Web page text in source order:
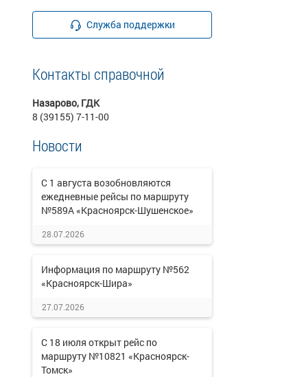
Служба поддержки
Контакты справочной
Назарово, ГДК
8 (39155) 7-11-00
Новости
С 1 августа возобновляются
ежедневные рейсы по маршруту
№589А «Красноярск-Шушенское»
28.07.2026
Информация по маршруту №562
«Красноярск-Шира»
27.07.2026
С 18 июля открыт рейс по
маршруту №10821 «Красноярск-
Томск»